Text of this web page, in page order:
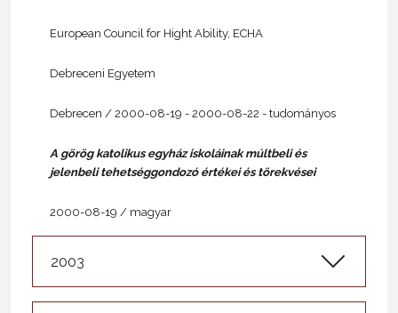
European Council for Hight Ability, ECHA
Debreceni Egyetem
Debrecen / 2000-08-19 - 2000-08-22 - tudományos
A görög katolikus egyház iskoláinak múltbeli és
jelenbeli tehetséggondozó értékei és törekvései
2000-08-19 / magyar
2003